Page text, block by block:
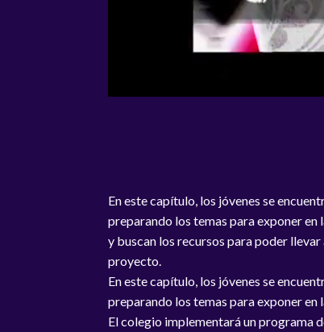
En este capítulo, los jóvenes se
preparando los temas para exponer en
y buscan los recursos para poder llevar
proyecto.
En este capítulo, los jóvenes se
preparando los temas para exponer en
El colegio implementará un programa